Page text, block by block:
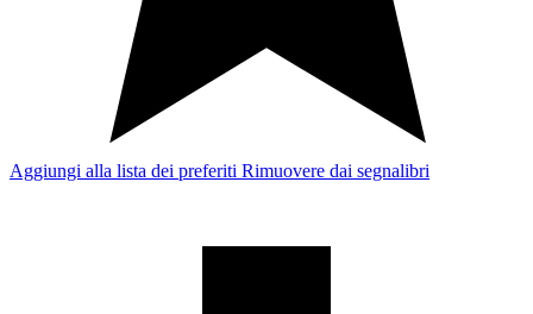
Aggiungi alla lista dei preferiti Rimuovere dai segnalibri